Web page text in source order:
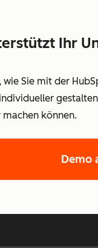
Ihr
wie Sie mit der
können.
Demo